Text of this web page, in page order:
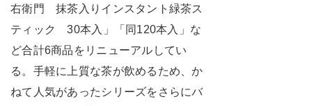
右衛門 抹茶入りインスタント緑茶ス
ティック 30本入」「同120本入」な
ど合計6商品をリニューアルしてい
る。手軽に上質な茶が飲めるため、か
ねて人気があったシリーズをさらにバ